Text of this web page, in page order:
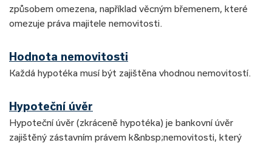
způsobem omezena, například věcným břemenem, které
omezuje práva majitele nemovitosti.
Hodnota nemovitosti
Každá hypotéka musí být zajištěna vhodnou nemovitostí.
Hypoteční úvěr
Hypoteční úvěr (zkráceně hypotéka) je bankovní úvěr
zajištěný zástavním právem k&nbsp;nemovitosti, který